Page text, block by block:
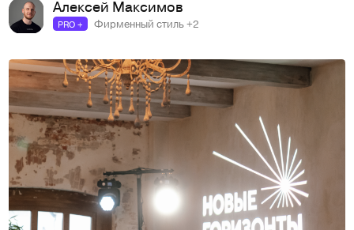
Алексей Максимов
PRO + Фирменный стиль +2